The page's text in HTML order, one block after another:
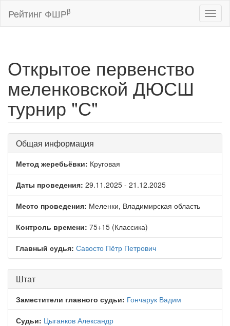
Рейтинг ФШРβ
Открытое первенство
меленковской ДЮСШ
турнир "С"
Общая информация
Метод жеребьёвки: Круговая
Даты проведения: 29.11.2025 - 21.12.2025
Место проведения: Меленки, Владимирская область
Контроль времени: 75+15 (Классика)
Главный судья: Савосто Пётр Петрович
Штат
Заместители главного судьи: Гончарук Вадим
Судьи: Цыганков Александр